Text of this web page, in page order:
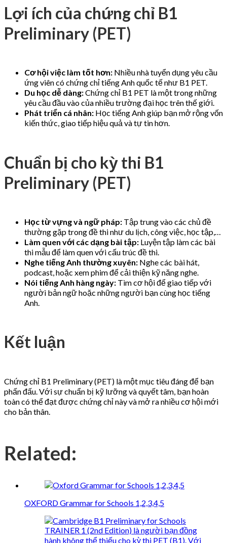
Lợi ích của chứng chỉ B1
Preliminary (PET)
Cơ hội việc làm tốt hơn: Nhiều nhà tuyển dụng yêu cầu
ứng viên có chứng chỉ tiếng Anh quốc tế như B1 PET.
Du học dễ dàng:Chứng chỉ B1 PET là một trong những
yêu cầu đầu vào của nhiều trường đại học trên thế giới.
Phát triển cá nhân: Học tiếng Anh giúp bạn mở rộng vốn
kiến thức, giao tiếp hiệu quả và tự tin hơn.
Chuẩn bị cho kỳ thi B1
Preliminary (PET)
Học từ vựng và ngữ pháp: Tập trung vào các chủ đề
thường gặp trong đề thi như du lịch, công việc, học tập,…
Làm quen với các dạng bài tập: Luyện tập làm các bài
thi mẫu để làm quen với cấu trúc đề thi.
Nghe tiếng Anh thường xuyên: Nghe các bài hát,
podcast, hoặc xem phim để cải thiện kỹ năng nghe.
Nói tiếng Anh hàng ngày: Tìm cơ hội để giao tiếp với
người bản ngữ hoặc những người bạn cùng học tiếng
Anh.
Kết luận
Chứng chỉ B1 Preliminary (PET) là một mục tiêu đáng để bạn
phấn đấu. Với sự chuẩn bị kỹ lưỡng và quyết tâm, bạn hoàn
toàn có thể đạt được chứng chỉ này và mở ra nhiều cơ hội mới
cho bản thân.
Related:
OXFORD Grammar for Schools 1,2,3,4,5